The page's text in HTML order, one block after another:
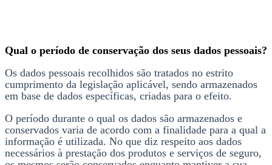
Qual o período de conservação dos seus dados pessoais?
Os dados pessoais recolhidos são tratados no estrito
cumprimento da legislação aplicável, sendo armazenados
em base de dados específicas, criadas para o efeito.
O período durante o qual os dados são armazenados e
conservados varia de acordo com a finalidade para a qual a
informação é utilizada. No que diz respeito aos dados
necessários à prestação dos produtos e serviços de seguro,